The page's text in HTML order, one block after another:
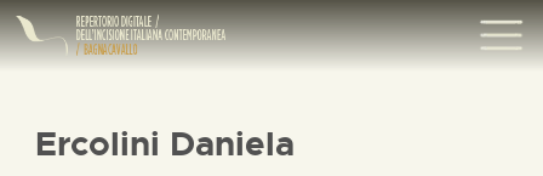
Ercolini Daniela